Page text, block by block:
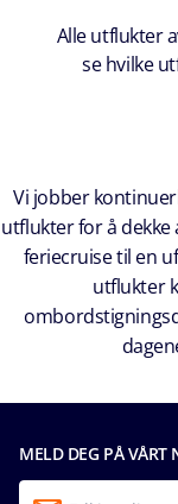
Alle utflukter
se hvilke
Vi jobber
utflukter for å
feriecruise til en
utflukter
MELD DEG PÅ VÅRT